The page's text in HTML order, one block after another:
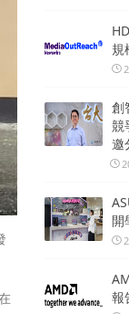
規
創
競
邀
開
報